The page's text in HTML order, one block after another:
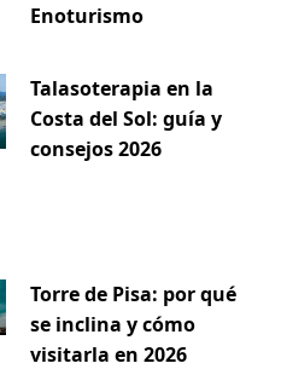
Enoturismo
Talasoterapia en la
Costa del Sol: guía y
consejos 2026
Torre de Pisa: por qué
se inclina y cómo
visitarla en 2026